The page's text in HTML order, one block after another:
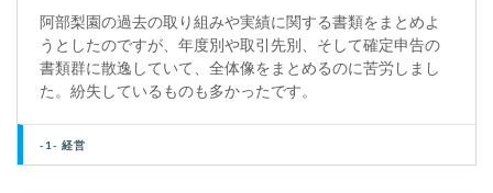
阿部梨園の過去の取り組みや実績に関する書類をまとめよ
うとしたのですが、年度別や取引先別、そして確定申告の
書類群に散逸していて、全体像をまとめるのに苦労しまし
た。紛失しているものも多かったです。
-1- 経営